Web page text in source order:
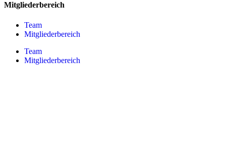
Mitgliederbereich
Team
Mitgliederbereich
Team
Mitgliederbereich